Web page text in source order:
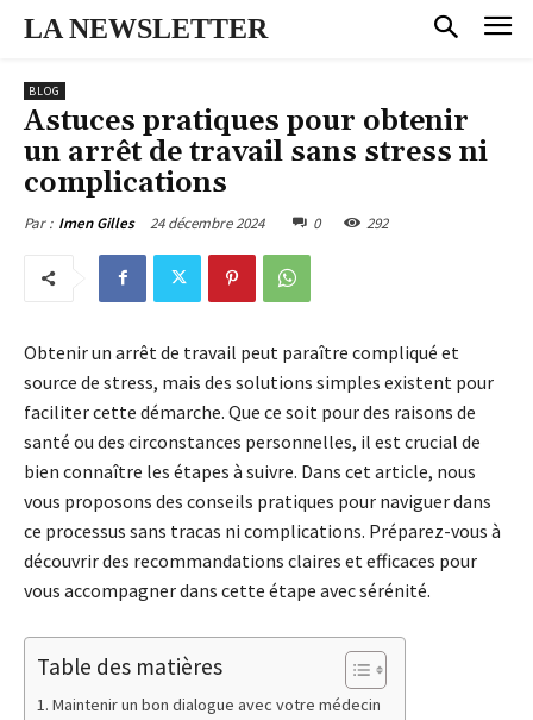
LA NEWSLETTER
BLOG
Astuces pratiques pour obtenir
un arrêt de travail sans stress ni
complications
Par : Imen Gilles 24 décembre 2024 0 292
Obtenir un arrêt de travail peut paraître compliqué et
source de stress, mais des solutions simples existent pour
faciliter cette démarche. Que ce soit pour des raisons de
santé ou des circonstances personnelles, il est crucial de
bien connaître les étapes à suivre. Dans cet article, nous
vous proposons des conseils pratiques pour naviguer dans
ce processus sans tracas ni complications. Préparez-vous à
découvrir des recommandations claires et efficaces pour
vous accompagner dans cette étape avec sérénité.
Table des matières
Maintenir un bon dialogue avec votre médecin